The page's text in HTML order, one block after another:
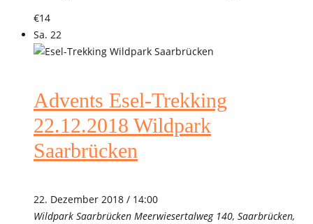
€14
Sa. 22
Advents Esel-Trekking
22.12.2018 Wildpark
Saarbrücken
22. Dezember 2018 / 14:00
Wildpark Saarbrücken Meerwiesertalweg 140, Saarbrücken,